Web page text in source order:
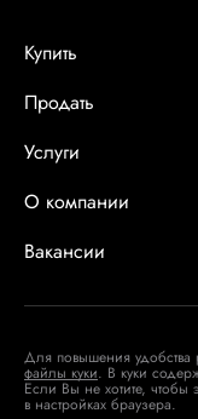
Купить
Продать
Услуги
О компании
Вакансии
Для повышения удобства
файлы куки. В куки
Если Вы не хотите, чтобы
в настройках браузера.